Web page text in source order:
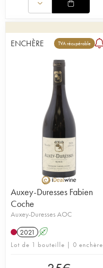
ENCHÈRE TVA récupérable
Auxey-Duresses Fabien
Coche
Auxey-Duresses AOC
2021
A
Lot de 1 bouteille | 0 enchère